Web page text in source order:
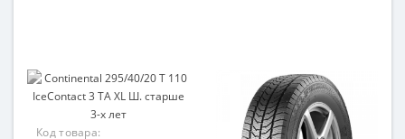
Код товара: